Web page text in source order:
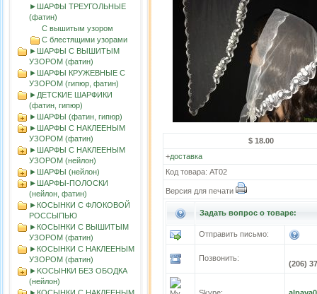
►ШАРФЫ ТРЕУГОЛЬНЫЕ
(фатин)
С вышитым узором
С блестящими узорами
►ШАРФЫ С ВЫШИТЫМ
УЗОРОМ (фатин)
►ШАРФЫ КРУЖЕВНЫЕ С
УЗОРОМ (гипюр, фатин)
►ДЕТСКИЕ ШАРФИКИ
(фатин, гипюр)
►ШАРФЫ (фатин, гипюр)
►ШАРФЫ С НАКЛЕЕНЫМ
УЗОРОМ (фатин)
►ШАРФЫ С НАКЛЕЕНЫМ
УЗОРОМ (нейлон)
►ШАРФЫ (нейлон)
►ШАРФЫ-ПОЛОСКИ
(нейлон, фатин)
►КОСЫНКИ С ФЛОКОВОЙ
РОССЫПЬЮ
►КОСЫНКИ С ВЫШИТЫМ
УЗОРОМ (фатин)
►КОСЫНКИ С НАКЛЕЕНЫМ
УЗОРОМ (фатин)
►KOСЫНКИ БЕЗ ОБОДКА
(нейлон)
$ 18.00
+доставка
Код товара: АТ02
Версия для печати
Задать вопрос о товаре:
Отправить письмо:
Позвонить:
(206)